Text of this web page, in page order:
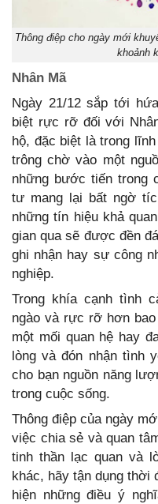
Thông điệp cho ngày mới
khoảnh
Nhân Mã
Ngày 21/12 sắp tới
biệt rực rỡ đối với
hộ, đặc biệt là trong
trông chờ vào một
những bước tiến trong
tư mang lại bất ngờ
những tín hiệu khả
gian qua sẽ được đền
ghi nhận hay sự công
nghiệp.
Trong khía cạnh tình
ngào và rực rỡ hơn
một mối quan hệ hay
lòng và đón nhận tình
cho bạn nguồn năng
trong cuộc sống.
Thông điệp của ngày
việc chia sẻ và quan
tinh thần lạc quan và
khác, hãy tận dụng thời
hiện những điều ý